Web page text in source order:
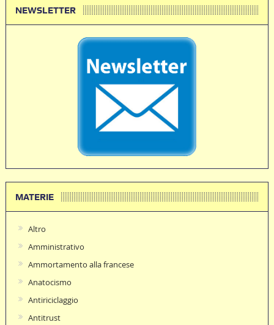
NEWSLETTER
MATERIE
Altro
Amministrativo
Ammortamento alla francese
Anatocismo
Antiriciclaggio
Antitrust